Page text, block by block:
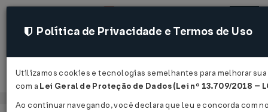
Acessar
Política de Privacidade e Termos de Uso
Utilizamos cookies e tecnologias semelhantes para melhorar
com a Lei Geral de Proteção de Dados (Lei nº 13.709/2018 –
Ao continuar navegando, você declara que leu e concorda com